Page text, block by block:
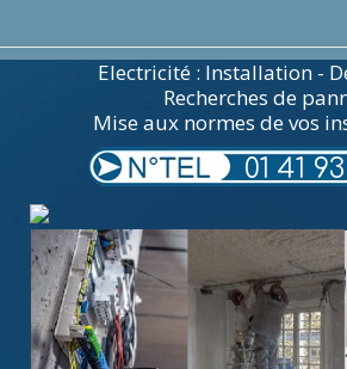
Electricité : Installation -
Recherches de
Mise aux normes de vos
01 41